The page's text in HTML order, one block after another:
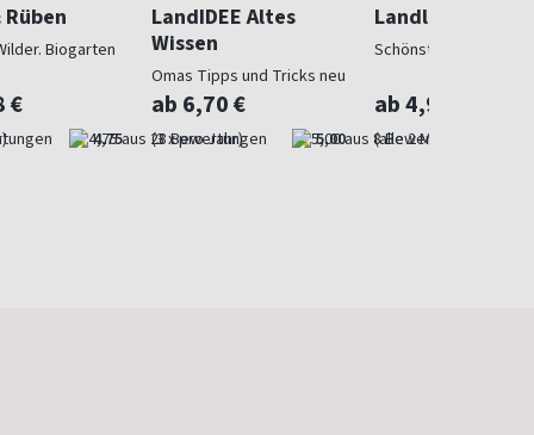
Biogarten
€
4,75
LandIDEE Altes
Wissen
Omas Tipps und Tricks neu
entdeckt
ab 6,70 €
(3 x pro Jahr) 5,00
Landlust
Schönstes Landleben
ab 4,97 €
(alle 2 Monate)